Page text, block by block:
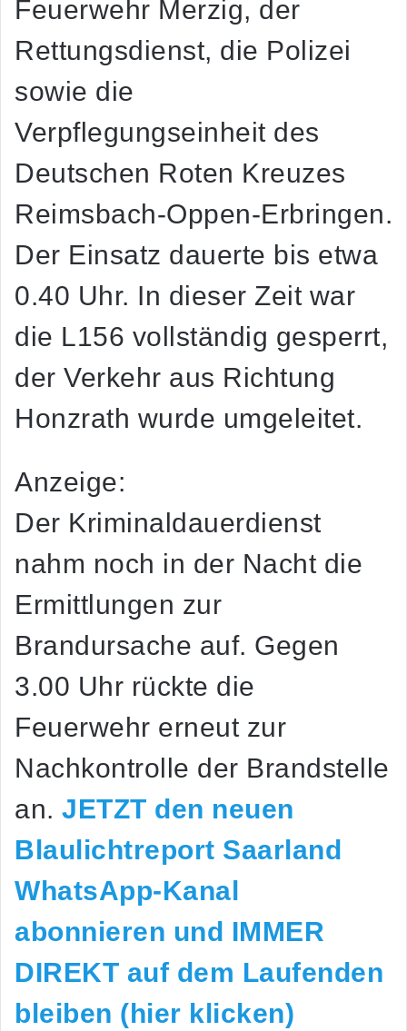
Feuerwehr Merzig, der
Rettungsdienst, die Polizei
sowie die
Verpflegungseinheit des
Deutschen Roten Kreuzes
Reimsbach-Oppen-Erbringen.
Der Einsatz dauerte bis etwa
0.40 Uhr. In dieser Zeit war
die L156 vollständig gesperrt,
der Verkehr aus Richtung
Honzrath wurde umgeleitet.
Anzeige:
Der Kriminaldauerdienst
nahm noch in der Nacht die
Ermittlungen zur
Brandursache auf. Gegen
3.00 Uhr rückte die
Feuerwehr erneut zur
Nachkontrolle der Brandstelle
an. JETZT den neuen
Blaulichtreport Saarland
WhatsApp-Kanal
abonnieren und IMMER
DIREKT auf dem Laufenden
bleiben (hier klicken)